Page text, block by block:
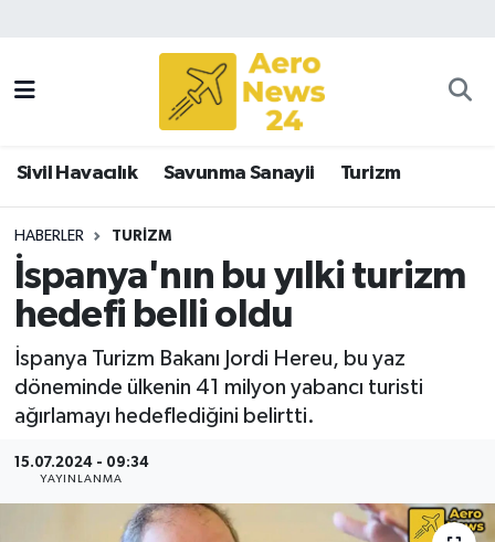
Sivil Havacılık Savunma Sanayii Turizm
HABERLER TURIZM
İspanya'nın bu yılki turizm
hedefi belli oldu
İspanya Turizm Bakanı Jordi Hereu, bu yaz
döneminde ülkenin 41 milyon yabancı turisti
ağırlamayı hedeflediğini belirtti.
15.07.2024 - 09:34
YAYINLANMA